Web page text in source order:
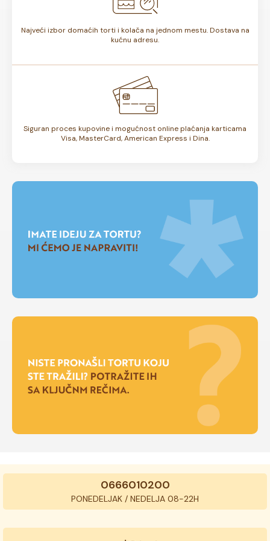
Najveći izbor domaćih torti i kolača na jednom mestu. Dostava na
kućnu adresu.
Siguran proces kupovine i mogućnost online plaćanja karticama
Visa, MasterCard, American Express i Dina.
0666010200
PONEDELJAK / NEDELJA 08-22H